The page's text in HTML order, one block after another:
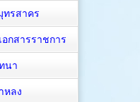
ทรสาคร
กสารราชการ
นา
หลง